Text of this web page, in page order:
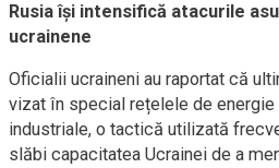
Rusia își intensifică atacurile
ucrainene
Oficialii ucraineni au raportat că
vizat în special rețelele de
industriale, o tactică utilizată
slăbi capacitatea Ucrainei de a